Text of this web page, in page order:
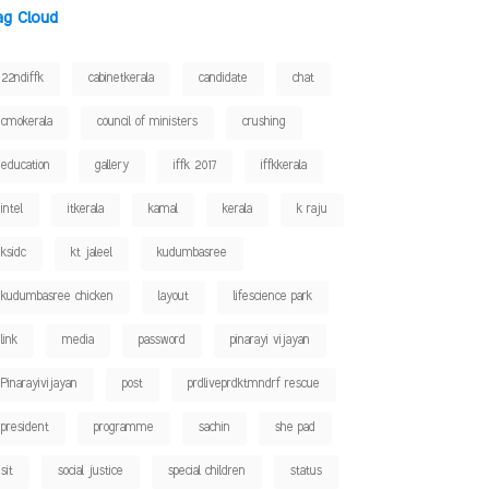
Cloud
22ndiffk cabinetkerala candidate chat
cmokerala council of ministers crushing
education gallery iffk 2017 iffkkerala
intel itkerala kamal kerala k raju
ksidc kt jaleel kudumbasree
kudumbasree chicken layout lifescience park
link media password pinarayi vijayan
Pinarayivijayan post prdliveprdktmndrf rescue
president programme sachin she pad
sit social justice special children status